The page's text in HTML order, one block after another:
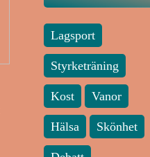
Lagsport
Styrketräning
Kost Vanor
Hälsa Skönhet